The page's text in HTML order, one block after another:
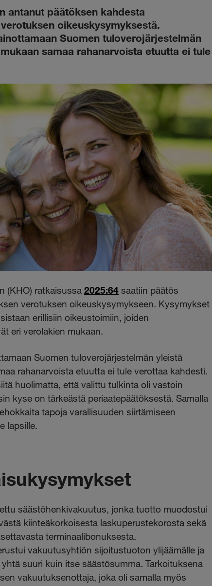
antanut päätöksen kahdesta
oikeuskysymyksestä.
Suomen tuloverojärjestelmän
samaa rahanarvoista etuutta ei tule
(KHO) ratkaisussa2025:64 saatiin päätös
verotuksen oikeuskysymykseen. Kysymykset
erillisiin oikeustoimiin, joiden
eri verolakien mukaan.
Suomen tuloverojärjestelmän yleistä
rahanarvoista etuutta ei tule verottaa kahdesti.
huolimatta, että valittu tulkinta oli vastoin
kyse on tärkeästä periaatepäätöksestä. Samalla
tapoja varallisuuden siirtämiseen
lapsille.
säästöhenkivakuutus, jonka tuotto muodostui
kiinteäkorkoisesta laskuperustekorosta sekä
terminaalibonuksesta.
vakuutusyhtiön sijoitustuoton ylijäämälle ja
suuri kuin itse säästösumma. Tarkoituksena
vakuutuksenottaja, joka oli samalla myös